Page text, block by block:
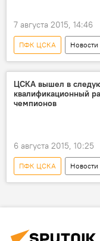
7 августа 2015, 14:46
ПФК ЦСКА Новости
В мире
национальная сборная
ЦСКА вышел в
квалификационный
чемпионов
6 августа 2015, 10:25
ПФК ЦСКА Новости
В мире
Чехия